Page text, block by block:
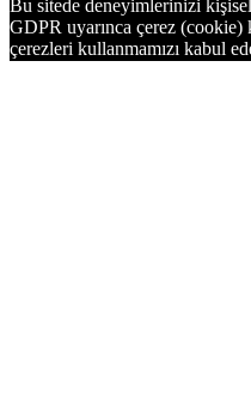
Bu sitede deneyimlerinizi
GDPR uyarınca çerez
çerezleri kullanmamızı kabul